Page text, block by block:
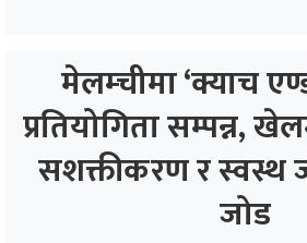
मेलम्चीमा ‘क्याच
प्रतियोगिता सम्पन्न,
सशक्तीकरण र स्वस्थ
जोड